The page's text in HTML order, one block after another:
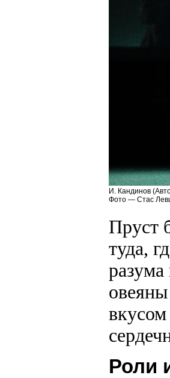
И. Кандинов
Фото — Стас
Пруст
туда,
Роли